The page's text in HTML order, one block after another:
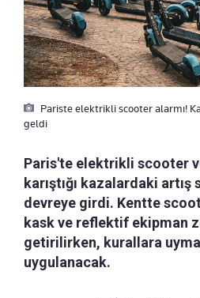
Pariste elektrikli scooter alarmı!
geldi
Paris'te elektrikli scooter
karıştığı kazalardaki
devreye girdi. Kentte
kask ve reflektif ekipman
getirilirken, kurallara
uygulanacak.